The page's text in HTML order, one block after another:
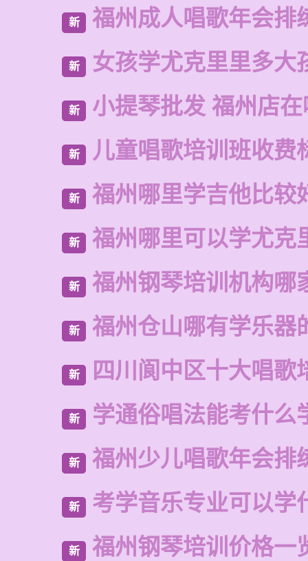
新 福州成人唱歌年会排
新 女孩学尤克里里多大
新 小提琴批发 福州店
新 儿童唱歌培训班收费
新 福州哪里学吉他比较
新 福州哪里可以学尤克
新 福州钢琴培训机构哪
新 福州仓山哪有学乐器
新 四川阆中区十大唱歌
新 学通俗唱法能考什么
新 福州少儿唱歌年会排
新 考学音乐专业可以学
新 福州钢琴培训价格一